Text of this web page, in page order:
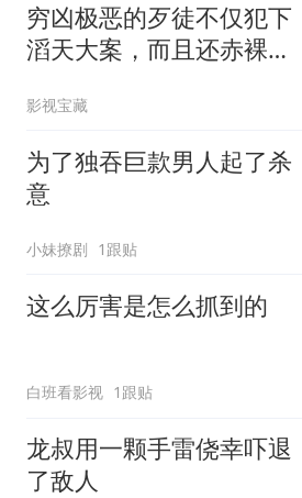
穷凶极恶的歹徒不仅犯下
滔天大案，而且还赤裸裸
影视宝藏
为了独吞巨款男人起了杀
意
小妹撩剧 1跟贴
这么厉害是怎么抓到的
白班看影视 1跟贴
龙叔用一颗手雷侥幸吓退
了敌人